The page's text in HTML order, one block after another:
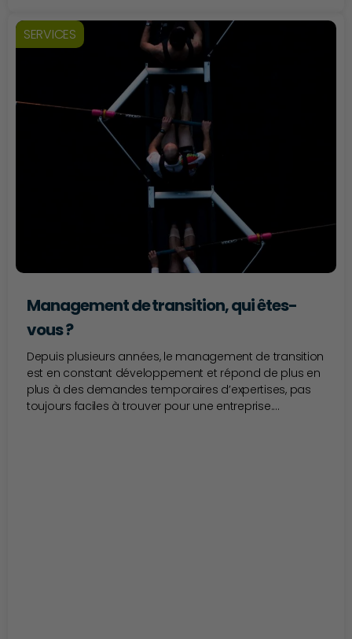
SERVICES
Management de transition, qui êtes-
vous ?
Depuis plusieurs années, le management de transition
est en constant développement et répond de plus en
plus à des demandes temporaires d’expertises, pas
toujours faciles à trouver pour une entreprise....